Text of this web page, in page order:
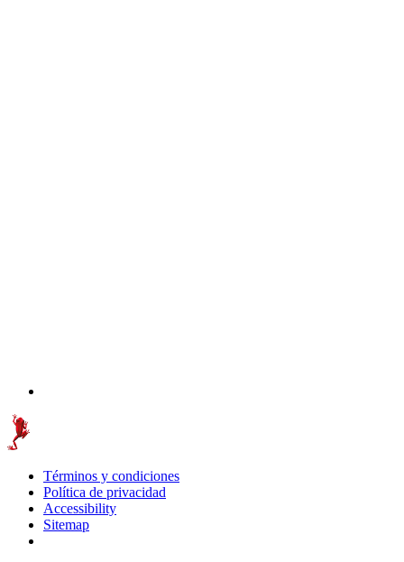
Términos y condiciones
Política de privacidad
Accessibility
Sitemap